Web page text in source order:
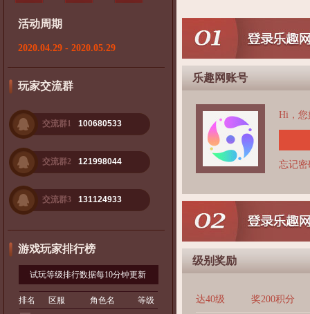
活动周期
2020.04.29 - 2020.05.29
玩家交流群
交流群1 100680533
交流群2 121998044
交流群3 131124933
游戏玩家排行榜
试玩等级排行数据每10分钟更新
排名 区服 角色名
等级
乐趣网账号
Hi，您
忘记密
级别奖励
达40级 奖200积分